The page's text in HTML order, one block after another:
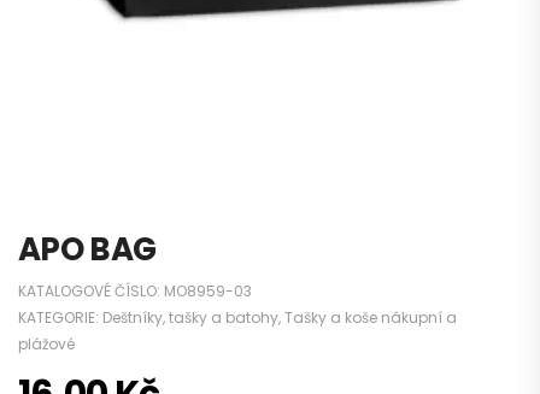
APO BAG
KATALOGOVÉ ČÍSLO: MO8959-03
KATEGORIE: Deštníky, tašky a batohy,Tašky a koše nákupní a
plážové